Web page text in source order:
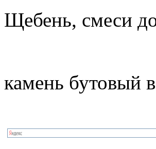
Щебень, смеси
камень бутовый